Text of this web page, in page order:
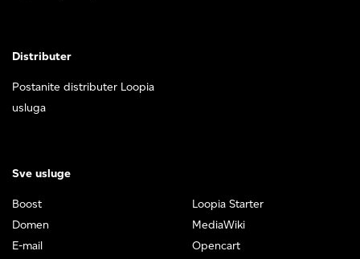
Distributer
Postanite distributer Loopia
usluga
Sve usluge
Boost
Domen
E-mail
Loopia Starter
MediaWiki
Opencart